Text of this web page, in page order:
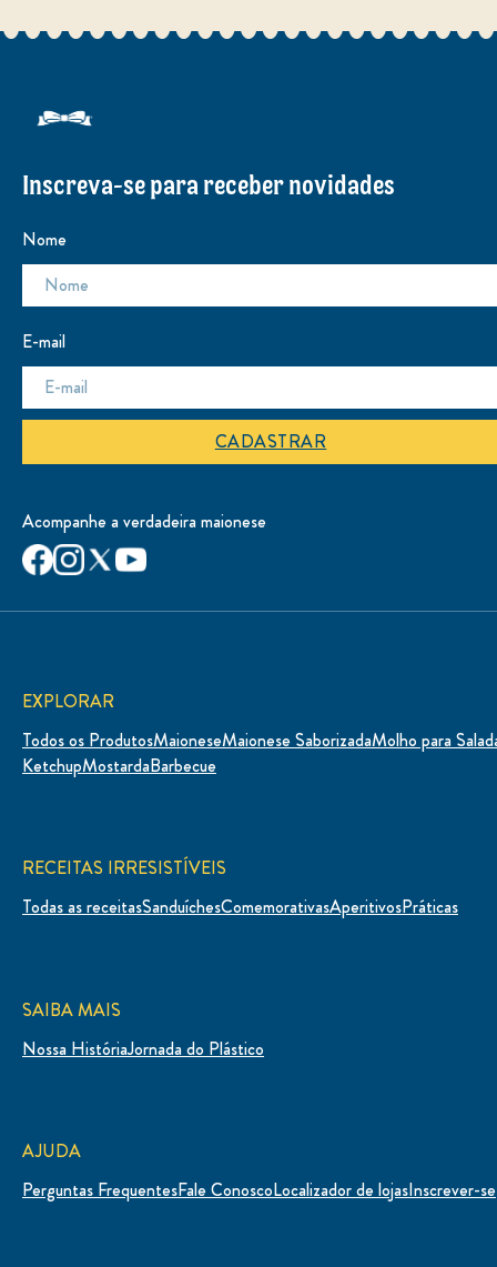
Inscreva-se para receber novidades
Nome
E-mail
CADASTRAR
Acompanhe a verdadeira maionese
EXPLORAR
Todos os ProdutosMaioneseMaionese SaborizadaMolho para
KetchupMostardaBarbecue
RECEITAS IRRESISTÍVEIS
Todas as receitasSanduíchesComemorativasAperitivosPráticas
SAIBA MAIS
Nossa HistóriaJornada do Plástico
AJUDA
Perguntas FrequentesFale ConoscoLocalizador de lojasInscrever-se